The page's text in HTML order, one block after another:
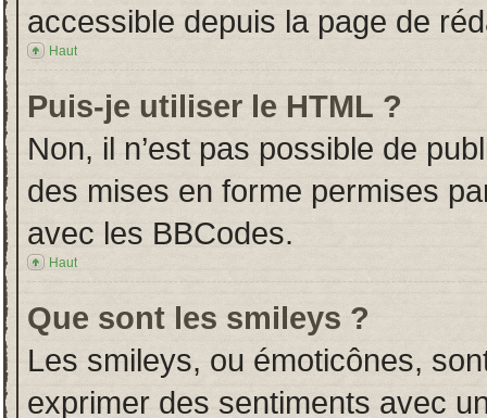
accessible depuis la page de
Haut
Puis-je utiliser le HTML ?
Non, il n’est pas possible de
des mises en forme permises
avec les BBCodes.
Haut
Que sont les smileys ?
Les smileys, ou émoticônes,
exprimer des sentiments avec